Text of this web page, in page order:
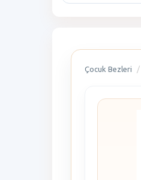
Çocuk Bezleri